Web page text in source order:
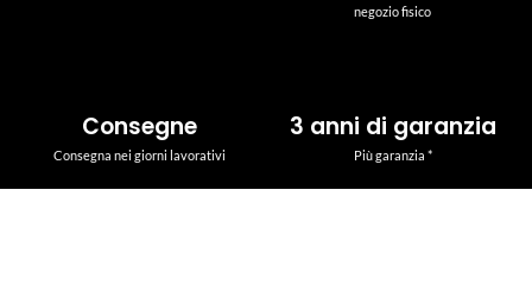
negozio fisico
Consegne
Consegna nei giorni lavorativi
3 anni di garanzia
Più garanzia *